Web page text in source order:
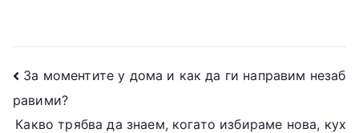
Post
navigation
За моментите у дома и как да ги направим незаб
равими?
Какво трябва да знаем, когато избираме нова, кух